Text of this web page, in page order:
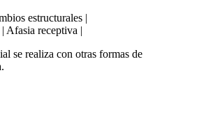
estructurales |
Afasia receptiva |
se realiza con otras formas de